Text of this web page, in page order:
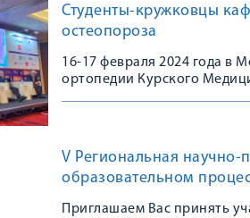
Студенты-кружковцы
остеопороза
16-17 февраля 2024 года в
ортопедии Курского
V Региональная научно-
образовательном
Приглашаем Вас принять